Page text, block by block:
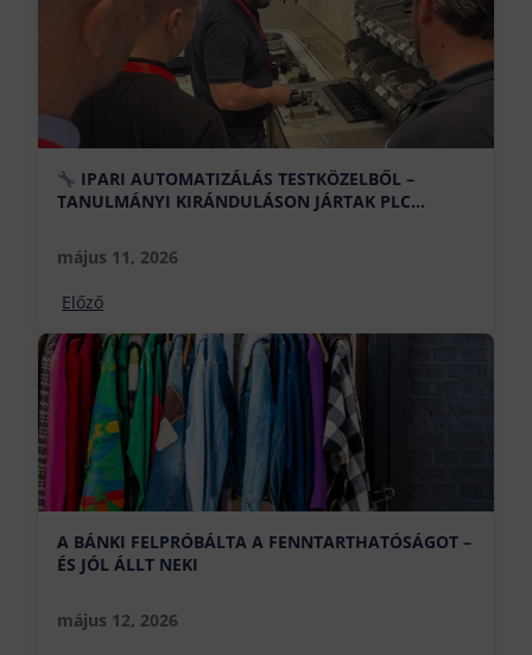
IPARI AUTOMATIZÁLÁS TESTKÖZELBŐL –
TANULMÁNYI KIRÁNDULÁSON JÁRTAK PLC
május 11, 2026
Előző
A BÁNKI FELPRÓBÁLTA A FENNTARTHATÓSÁGOT –
ÉS JÓL ÁLLT NEKI
május 12, 2026